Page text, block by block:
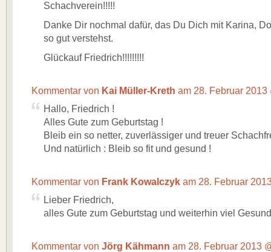
Schachverein!!!!!
Danke Dir nochmal dafür, das Du Dich mit Karina,
so gut verstehst.
Glückauf Friedrich!!!!!!!!!
Kommentar von Kai Müller-Kreth am 28. Februar
Hallo, Friedrich !
Alles Gute zum Geburtstag !
Bleib ein so netter, zuverlässiger und treuer
Und natürlich : Bleib so fit und gesund !
Kommentar von Frank Kowalczyk am 28. Februar
Lieber Friedrich,
alles Gute zum Geburtstag und weiterhin viel
Kommentar von Jörg Kähmann am 28. Februar 2013